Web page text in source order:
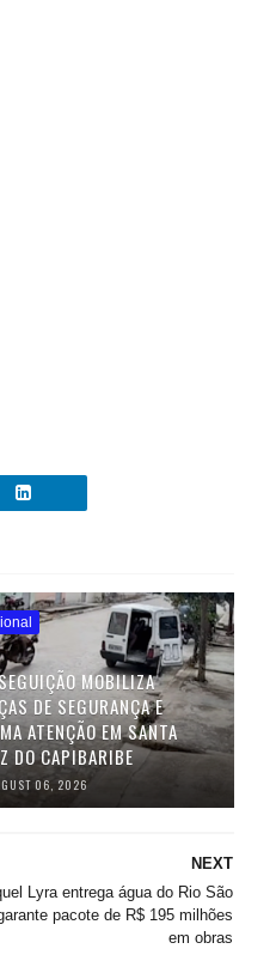
MOBILIZA
DE SEGURANÇA E
ATENÇÃO EM SANTA
DO CAPIBARIBE
06, 2026
NEXT
Lyra entrega água do Rio São
pacote de R$ 195 milhões
em obras